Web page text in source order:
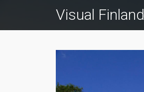
Visual Finland